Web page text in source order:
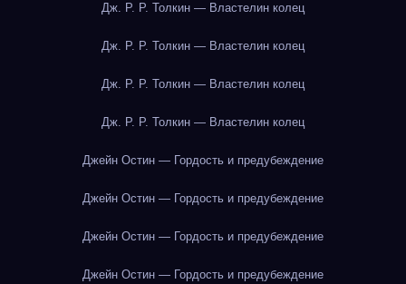
Дж. Р. Р. Толкин — Властелин колец
Дж. Р. Р. Толкин — Властелин колец
Дж. Р. Р. Толкин — Властелин колец
Дж. Р. Р. Толкин — Властелин колец
Джейн Остин — Гордость и предубеждение
Джейн Остин — Гордость и предубеждение
Джейн Остин — Гордость и предубеждение
Джейн Остин — Гордость и предубеждение